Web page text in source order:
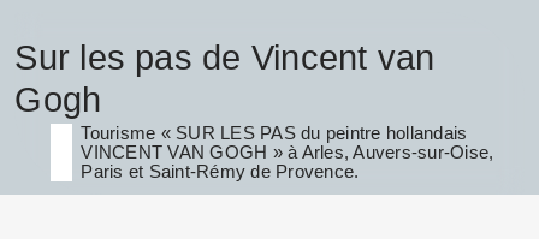
Sur les pas de Vincent van
Gogh
Tourisme « SUR LES PAS du peintre hollandais
VINCENT VAN GOGH » à Arles, Auvers-sur-Oise,
Paris et Saint-Rémy de Provence.